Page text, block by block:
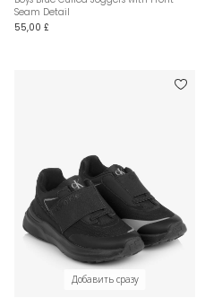
Seam Detail
55,00 £
Добавить сразу